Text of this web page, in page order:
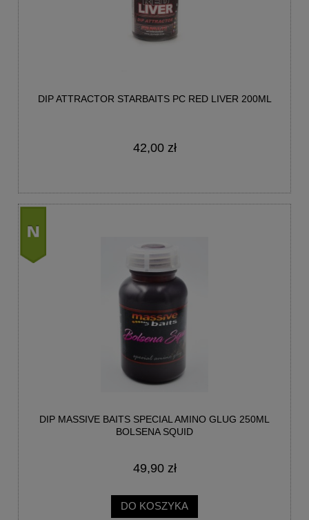
DIP ATTRACTOR STARBAITS PC RED LIVER 200ML
42,00 zł
DIP MASSIVE BAITS SPECIAL AMINO GLUG 250ML
BOLSENA SQUID
49,90 zł
DO KOSZYKA